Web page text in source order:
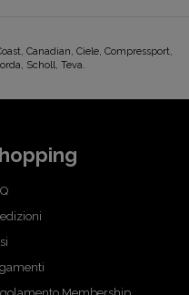
Canadian, Ciele, Compressport,
Scholl, Teva.